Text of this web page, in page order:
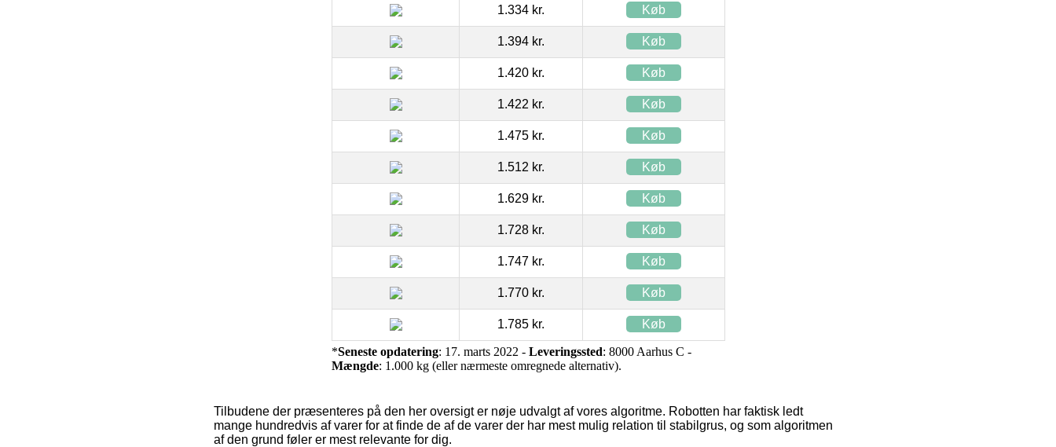
1.334 kr. Køb
1.394 kr. Køb
1.420 kr. Køb
1.422 kr. Køb
1.475 kr. Køb
1.512 kr. Køb
1.629 kr. Køb
1.728 kr. Køb
1.747 kr. Køb
1.770 kr. Køb
1.785 kr. Køb
*Seneste opdatering: 17. marts 2022 - Leveringssted: 8000 Aarhus C -
Mængde: 1.000 kg (eller nærmeste omregnede alternativ).
Tilbudene der præsenteres på den her oversigt er nøje udvalgt af vores algoritme. Robotten har faktisk ledt
mange hundredvis af varer for at finde de af de varer der har mest mulig relation til stabilgrus, og som algoritmen
af den grund føler er mest relevante for dig.